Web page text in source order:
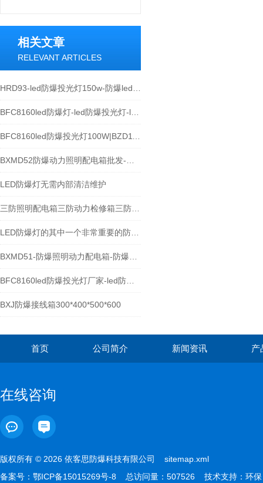
相关文章
RELEVANT ARTICLES
LED防爆灯无需内部清洁维护
BXJ防爆接线箱300*400*500*600
首页 公司简介 新闻资讯 产
在线咨询
版权所有 © 2026 依客思防爆科技有限公司 sitemap.xml
备案号： 鄂ICP备15015269号-8 总访问量：507526 技术支持： 环保